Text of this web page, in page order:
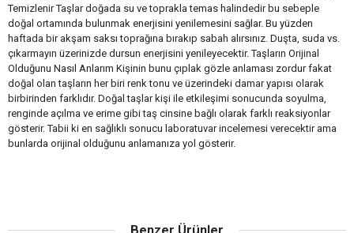
Temizlenir Taşlar doğada su ve toprakla temas halindedir bu sebeple
doğal ortamında bulunmak enerjisini yenilemesini sağlar. Bu yüzden
haftada bir akşam saksı toprağına bırakıp sabah alırsınız. Duşta, suda vs.
çıkarmayın üzerinizde dursun enerjisini yenileyecektir. Taşların Orijinal
Olduğunu Nasıl Anlarım Kişinin bunu çıplak gözle anlaması zordur fakat
doğal olan taşların her biri renk tonu ve üzerindeki damar yapısı olarak
birbirinden farklıdır. Doğal taşlar kişi ile etkileşimi sonucunda soyulma,
renginde açılma ve erime gibi taş cinsine bağlı olarak farklı reaksiyonlar
gösterir. Tabii ki en sağlıklı sonucu laboratuvar incelemesi verecektir ama
bunlarda orijinal olduğunu anlamanıza yol gösterir.
Benzer Ürünler